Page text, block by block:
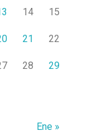
14 15
21 22
28 29
Ene »